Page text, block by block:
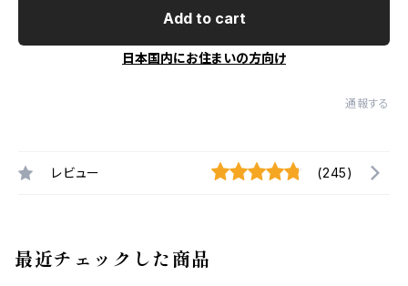
Add to cart
日本国内にお住まいの方向け
通報する
レビュー (245)
最近チェックした商品